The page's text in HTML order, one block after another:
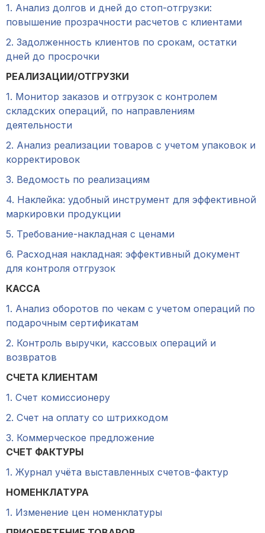
1. Анализ долгов и дней до стоп-отгрузки:
повышение прозрачности расчетов с клиентами
2. Задолженность клиентов по срокам, остатки
дней до просрочки
РЕАЛИЗАЦИИ/ОТГРУЗКИ
1. Монитор заказов и отгрузок с контролем
складских операций, по направлениям
деятельности
2. Анализ реализации товаров с учетом упаковок и
корректировок
3. Ведомость по реализациям
4. Наклейка: удобный инструмент для эффективной
маркировки продукции
5. Требование-накладная с ценами
6. Расходная накладная: эффективный документ
для контроля отгрузок
КАССА
1. Анализ оборотов по чекам с учетом операций по
подарочным сертификатам
2. Контроль выручки, кассовых операций и
возвратов
СЧЕТА КЛИЕНТАМ
1. Счет комиссионеру
2. Счет на оплату со штрихкодом
3. Коммерческое предложение
СЧЕТ ФАКТУРЫ
1. Журнал учёта выставленных счетов-фактур
НОМЕНКЛАТУРА
1. Изменение цен номенклатуры